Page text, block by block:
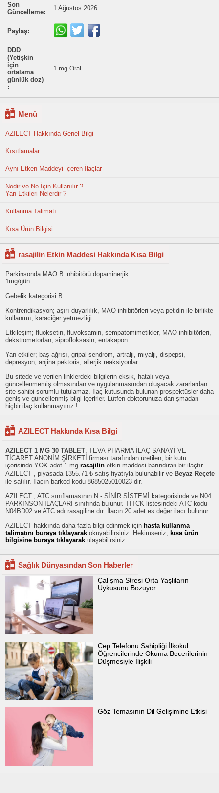
Son
Güncelleme:
1 Ağustos 2026
Paylaş:
DDD
(Yetişkin
için
ortalama
günlük doz)
:
1 mg Oral
Menü
AZILECT Hakkında Genel Bilgi
Kısıtlamalar
Aynı Etken Maddeyi İçeren İlaçlar
Nedir ve Ne İçin Kullanılır ?
Yan Etkileri Nelerdir ?
Kullanma Talimatı
Kısa Ürün Bilgisi
rasajilin Etkin Maddesi Hakkında Kısa Bilgi
Parkinsonda MAO B inhibitörü dopaminerjik.
1mg/gün.
Gebelik kategorisi B.
Kontrendikasyon; aşırı duyarlılık, MAO inhibitörleri veya petidin ile birlikte
kullanımı, karaciğer yetmezliği.
Etkileşim; fluoksetin, fluvoksamin, sempatomimetikler, MAO inhibitörleri,
dekstrometorfan, siprofloksasin, entakapon.
Yan etkiler; baş ağrısı, gripal sendrom, artralji, miyalji, dispepsi,
depresyon, anjina pektoris, allerjik reaksiyonlar...
Bu sitede ve verilen linklerdeki bilgilerin eksik, hatalı veya
güncellenmemiş olmasından ve uygulanmasından oluşacak zararlardan
site sahibi sorumlu tutulamaz. İlaç kutusunda bulunan prospektüsler daha
geniş ve güncellenmiş bilgi içerirler. Lütfen doktorunuza danışmadan
hiçbir ilaç kullanmayınız !
AZILECT Hakkında Kısa Bilgi
AZILECT 1 MG 30 TABLET , TEVA PHARMA İLAÇ SANAYİ VE
TİCARET ANONİM ŞİRKETİ firması tarafından üretilen, bir kutu
içerisinde YOK adet 1 mg rasajilin etkin maddesi barındıran bir ilaçtır.
AZILECT , piyasada 1355.71 ₺ satış fiyatıyla bulunabilir ve Beyaz Reçete
ile satılır. İlacın barkod kodu 8685025010023 dir.
AZILECT , ATC sınıflamasının N - SİNİR SİSTEMİ kategorisinde ve N04
PARKİNSON İLAÇLARI sınıfında bulunur. TİTCK listesindeki ATC kodu
N04BD02 ve ATC adı rasagiline dır. İlacın 20 adet eş değer ilacı bulunur.
AZILECT hakkında daha fazla bilgi edinmek için hasta kullanma
talimatını buraya tıklayarak okuyabilirsiniz. Hekimseniz,
kısa ürün
bilgisine buraya tıklayarak ulaşabilirsiniz.
Sağlık Dünyasından Son Haberler
Çalışma Stresi Orta Yaşlıların
Uykusunu Bozuyor
Cep Telefonu Sahipliği İlkokul
Öğrencilerinde Okuma Becerilerinin
Düşmesiyle İlişkili
Göz Temasının Dil Gelişimine Etkisi